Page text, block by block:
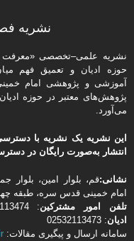
نشریه
نشریه علمی–تخصصی «معرفت
حوزه ادیان و تعمیق فهم
آموزشی و پژوهشی امام
پژوهش‌های معتبر در حوزه
می‌آورد.
این نشریه یک نشریه با
انتشار به‌صورت رایگان در
نشانی:قم، بلوار امین،
امام خمینی قدس سره، طبقه
تلفن
امور مشتركین: 32113474 |
ادیان: 02532113473
سامانه ارسال و پیگیری مقالات: